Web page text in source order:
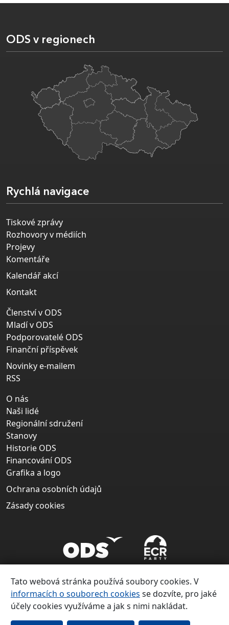
ODS v regionech
Rychlá navigace
Tiskové zprávy
Rozhovory v médiích
Projevy
Komentáře
Kalendář akcí
Kontakt
Členství v ODS
Mladí v ODS
Podporovatelé ODS
Finanční příspěvek
Novinky e-mailem
RSS
O nás
Naši lidé
Regionální sdružení
Stanovy
Historie ODS
Financování ODS
Grafika a logo
Ochrana osobních údajů
Zásady cookies
Copyright ©
Tato webová stránka používá soubory cookies. V
informacích o souborech cookies se dozvíte, pro jaké
účely cookies využíváme a jak s nimi nakládat.